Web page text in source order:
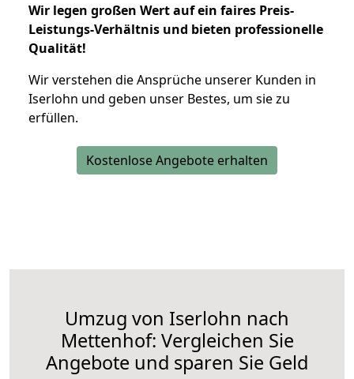
Wir legen großen Wert auf ein faires Preis-
Leistungs-Verhältnis und bieten professionelle
Qualität!
Wir verstehen die Ansprüche unserer Kunden in
Iserlohn und geben unser Bestes, um sie zu
erfüllen.
Kostenlose Angebote erhalten
Umzug von Iserlohn nach
Mettenhof: Vergleichen Sie
Angebote und sparen Sie Geld